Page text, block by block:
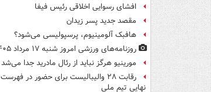
افشای رسوایی اخلاقی رئیس فیفا
مقصد جدید پسر زیدان
هافبک آلومینیوم، پرسپولیسی می‌شود؟
روزنامه‌های ورزشی امروز ‌شنبه ۱۷ مرداد ۱۴۰۵
مورینیو هرگز نباید از رئال مادرید جدا می‌شد
رقابت ۲۸ والیبالیست برای حضور در فهرست
نهایی تیم ملی